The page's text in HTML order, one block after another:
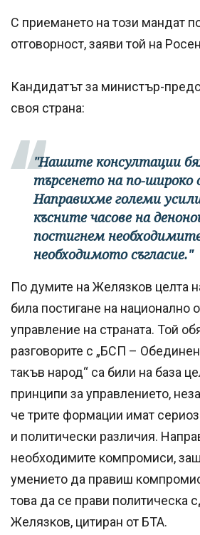
С приемането на този мандат
отговорност, заяви той на
Кандидатът за министър-
своя страна:
"Нашите консултации
търсенето на по-широко
Направихме големи
късните часове на
постигнем
необходимото съгласие."
По думите на Желязков целта
била постигане на национално
управление на страната. Той
разговорите с „БСП –
такъв народ“ са били на база
принципи за управлението,
че трите формации имат
и политически различия.
необходимите компромиси,
умението да правиш
това да се прави политическа
Желязков, цитиран от БТА.